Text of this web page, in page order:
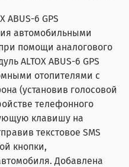
ABUS-6 GPS
автомобильными
помощи аналогового
ALTOX ABUS-6 GPS
отопителями с
(установив голосовой
телефонного
клавишу на
текстовое SMS
кнопки,
Добавлена